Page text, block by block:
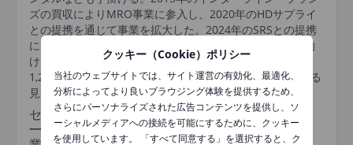
クッキー（Cookie）ポリシー
当社のウェブサイトでは、サイト運営の有効化、最適化、
分析によってより良いブラウジング体験を提供するため、
さらにパーソナライズされた広告コンテンツを提供し、ソ
ーシャルメディアへの接続を可能にするために、クッキー
を使用しています。 「すべて同意する」を選択すると、ク
ズの買収によりMRO事業に参入し、2020年のHDサプライ
との提携を通じて事業を拡大した。2024年のSRSとの提携
により、屋根、プール、造園プロジェクトにおけるプロ向
け需要の拡大が見込まれる。2025年のGMS買収により、
1,250カ所の流通拠点を通じて建築資材の売上高が増加する
見通しである。
セクター
一般消費財